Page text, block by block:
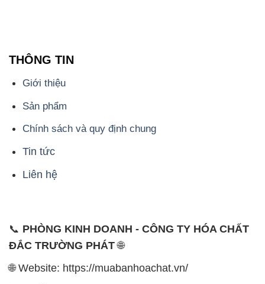
THÔNG TIN
Giới thiệu
Sản phẩm
Chính sách và quy định chung
Tin tức
Liên hệ
📞 PHÒNG KINH DOANH - CÔNG TY HÓA CHẤT
ĐẮC TRƯỜNG PHÁT🌐
🌐 Website: https://muabanhoachat.vn/